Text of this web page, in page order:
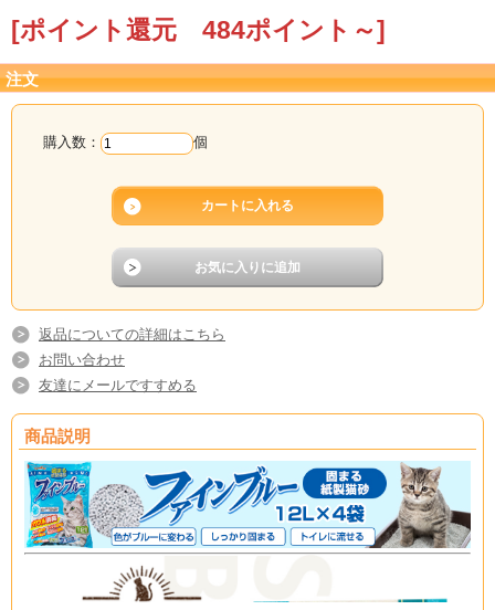
[ポイント還元 484ポイント～]
注文
購入数： 個
返品についての詳細はこちら
お問い合わせ
友達にメールですすめる
商品説明